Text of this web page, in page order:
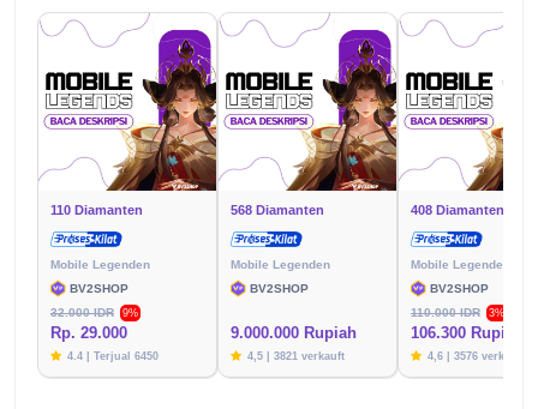
110 Diamanten
Mobile Legenden
BV2SHOP
32.000 IDR
9%
Rp. 29.000
4.4 | Terjual 6450
568 Diamanten
Mobile Legenden
BV2SHOP
9.000.000 Rupiah
4,5 | 3821 verkauft
408 Diamanten
Mobile Legenden
BV2SHOP
110.000 IDR
3%
106.300 Rupien
4,6 | 3576 verkauft